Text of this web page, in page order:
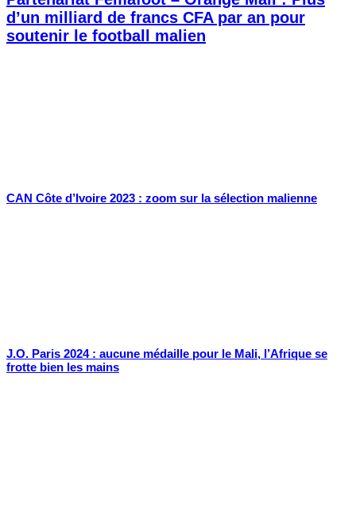
d’un milliard de francs CFA par an pour
soutenir le football malien
CAN Côte d’Ivoire 2023 : zoom sur la sélection malienne
J.O. Paris 2024 : aucune médaille pour le Mali, l’Afrique se
frotte bien les mains